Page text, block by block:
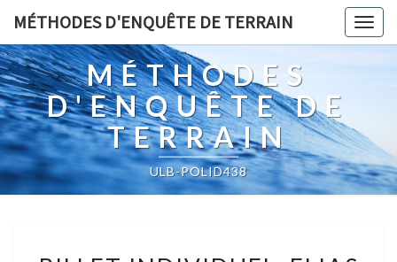
MÉTHODES D'ENQUÊTE DE TERRAIN
MÉTHODES
D'ENQUÊTE DE
TERRAIN
ULB-POLID438